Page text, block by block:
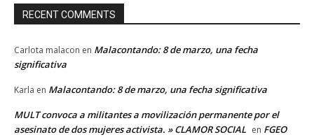
RECENT COMMENTS
Carlota malacon en Malacontando: 8 de marzo, una fecha
significativa
Karla en Malacontando: 8 de marzo, una fecha significativa
MULT convoca a militantes a movilización permanente por el
asesinato de dos mujeres activista. » CLAMOR SOCIAL en FGEO